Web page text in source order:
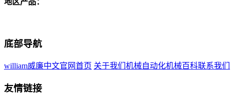
地区产品：
底部导航
william威廉中文官网首页 关于我们 机械自动化机械百科联系我们
友情链接